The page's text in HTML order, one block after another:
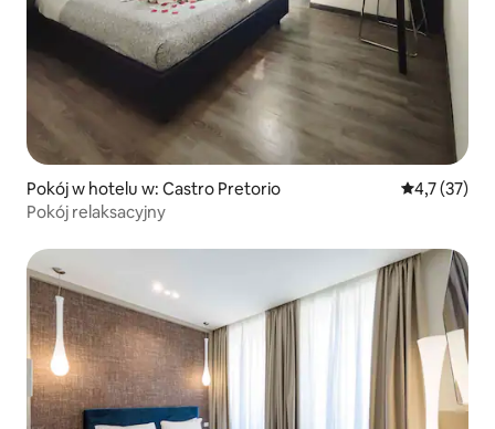
Pokój w hotelu w: Castro Pretorio Średnia
4,7 (37)
Pokój relaksacyjny